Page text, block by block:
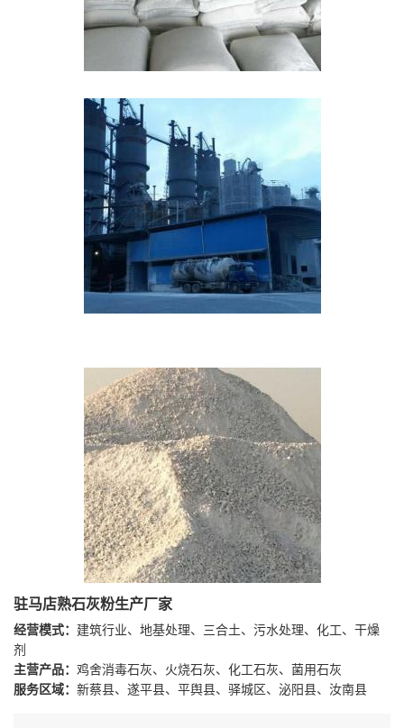
驻马店熟石灰粉生产厂家
经营模式： 建筑行业、地基处理、三合土、污水处理、化工、干燥
剂
主营产品： 鸡舍消毒石灰、火烧石灰、化工石灰、菌用石灰
服务区域： 新蔡县、遂平县、平舆县、驿城区、泌阳县、汝南县